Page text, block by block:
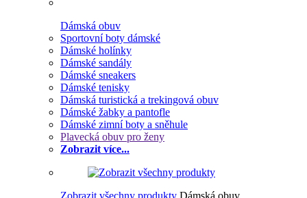
Dámská obuv
Sportovní boty dámské
Dámské holínky
Dámské sandály
Dámské sneakers
Dámské tenisky
Dámská turistická a trekingová obuv
Dámské žabky a pantofle
Dámské zimní boty a sněhule
Plavecká obuv pro ženy
Zobrazit více...
Zobrazit všechny produkty Dámská obuv